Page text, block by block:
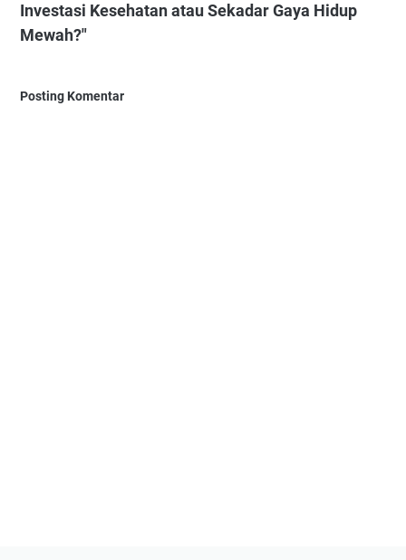
Investasi Kesehatan atau Sekadar Gaya Hidup
Mewah?"
Posting Komentar